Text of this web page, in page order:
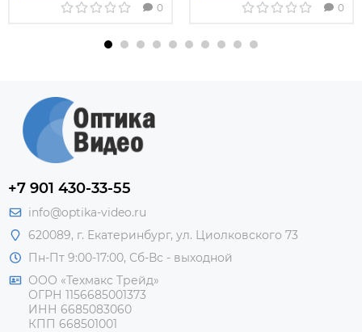
0 0
+7 901 430-33-55
info@optika-video.ru
620089, г. Екатеринбург, ул. Циолковского 73
Пн-Пт 9:00-17:00, Сб-Вс - выходной
ООО «Техмакс Трейд»
ОГРН 1156685001373
ИНН 6685083060
КПП 668501001